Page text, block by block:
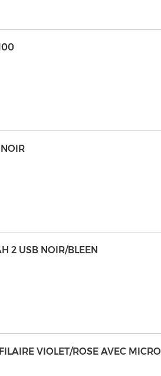
2 USB NOIR/BLEEN
VIOLET/ROSE AVEC MICRO